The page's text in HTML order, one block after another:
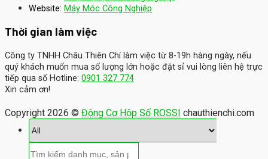
Website: Máy Móc Công Nghiệp
Thời gian làm việc
Công ty TNHH Châu Thiên Chí làm việc từ 8-19h hàng ngày, nếu
quý khách muốn mua số lượng lớn hoặc đặt sỉ vui lòng liên hệ trực
tiếp qua số Hotline: 0901 327 774
Xin cảm ơn!
Copyright 2026 © Động Cơ Hộp Số ROSSI chauthienchi.com